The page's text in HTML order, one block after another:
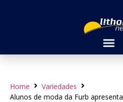
Home
Variedades
Alunos de moda da Furb